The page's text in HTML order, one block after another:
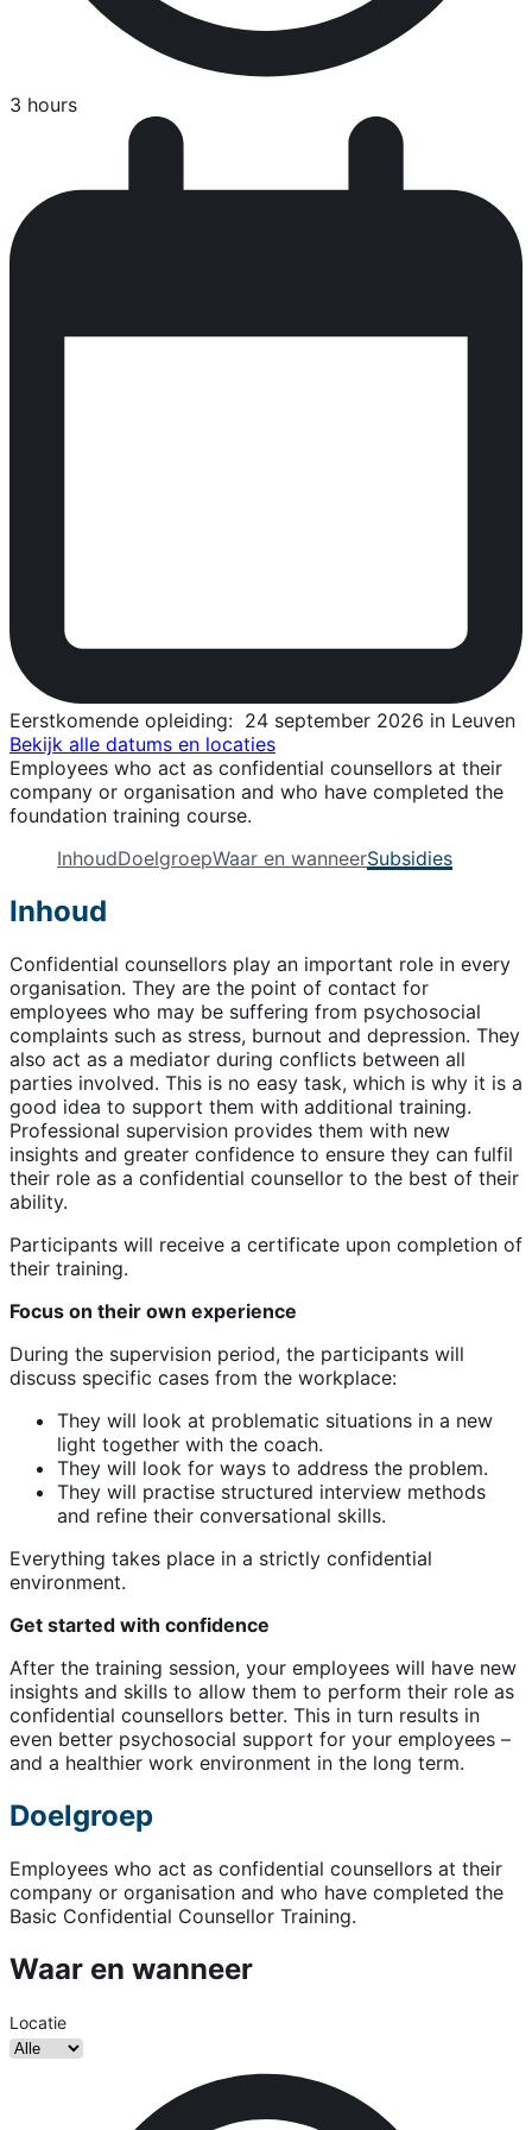
3 hours
Eerstkomende opleiding: 24 september 2026 in Leuven
Bekijk alle datums en locaties
Employees who act as confidential counsellors at their
company or organisation and who have completed the
foundation training course.
InhoudDoelgroepWaar en wanneerSubsidies
Inhoud
Confidential counsellors play an important role in every
organisation. They are the point of contact for
employees who may be suffering from psychosocial
complaints such as stress, burnout and depression. They
also act as a mediator during conflicts between all
parties involved. This is no easy task, which is why it is a
good idea to support them with additional training.
Professional supervision provides them with new
insights and greater confidence to ensure they can fulfil
their role as a confidential counsellor to the best of their
ability.
Participants will receive a certificate upon completion of
their training.
Focus on their own experience
During the supervision period, the participants will
discuss specific cases from the workplace:
They will look at problematic situations in a new
light together with the coach.
They will look for ways to address the problem.
They will practise structured interview methods
and refine their conversational skills.
Everything takes place in a strictly confidential
environment.
Get started with confidence
After the training session, your employees will have new
insights and skills to allow them to perform their role as
confidential counsellors better. This in turn results in
even better psychosocial support for your employees –
and a healthier work environment in the long term.
Doelgroep
Employees who act as confidential counsellors at their
company or organisation and who have completed the
Basic Confidential Counsellor Training.
Waar en wanneer
Locatie